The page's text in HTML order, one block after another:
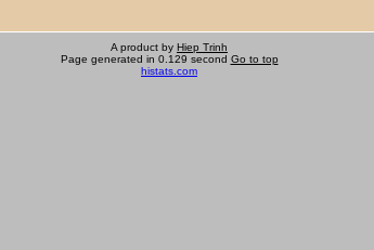
A product by Hiep Trinh
Page generated in 0.129 second Go to top